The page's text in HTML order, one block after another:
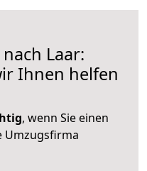
Laar:
Ihnen helfen
, wenn Sie einen
Umzugsfirma